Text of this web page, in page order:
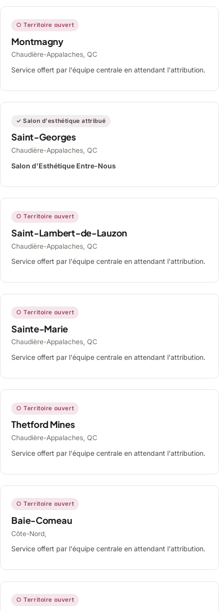
○ Territoire ouvert
Montmagny
Chaudière-Appalaches, QC
Service offert par l'équipe centrale en attendant l'attribution.
✓ Salon d'esthétique attribué
Saint-Georges
Chaudière-Appalaches, QC
Salon d'Esthétique Entre-Nous
○ Territoire ouvert
Saint-Lambert-de-Lauzon
Chaudière-Appalaches, QC
Service offert par l'équipe centrale en attendant l'attribution.
○ Territoire ouvert
Sainte-Marie
Chaudière-Appalaches, QC
Service offert par l'équipe centrale en attendant l'attribution.
○ Territoire ouvert
Thetford Mines
Chaudière-Appalaches, QC
Service offert par l'équipe centrale en attendant l'attribution.
○ Territoire ouvert
Baie-Comeau
Côte-Nord,
Service offert par l'équipe centrale en attendant l'attribution.
○ Territoire ouvert